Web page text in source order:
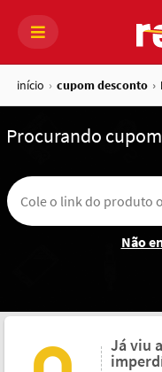
início cupom desconto
Procurando
Não
Já viu